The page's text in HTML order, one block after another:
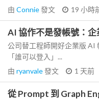
由 Connie發文 19 小時
AI 協作不是發帳號：
公司替工程師開好企業版 AI
「誰可以登入」...
由 ryanvale發文 1 天前
從 Prompt 到 Graph